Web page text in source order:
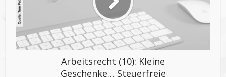
Arbeitsrecht (10): Kleine
Geschenke… Steuerfreie